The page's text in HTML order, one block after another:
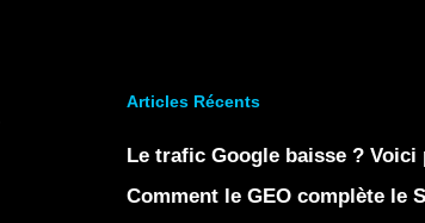
Articles Récents
Le trafic Google baisse ? Voici
Comment le GEO complète le